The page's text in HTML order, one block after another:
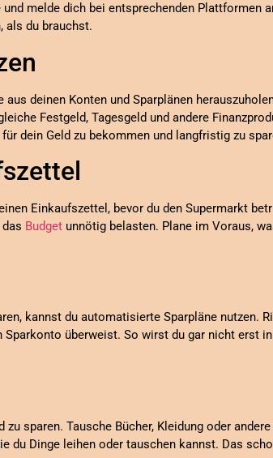
melde dich bei entsprechenden Plattformen
als du brauchst.
deinen Konten und Sparplänen
Festgeld, Tagesgeld und andere
dein Geld zu bekommen und langfristig zu
Einkaufszettel, bevor du den Supermarkt
Budget unnötig belasten. Plane im Voraus,
kannst du automatisierte Sparpläne nutzen.
überweist. So wirst du gar nicht erst
sparen. Tausche Bücher, Kleidung oder
du Dinge leihen oder tauschen kannst. Das